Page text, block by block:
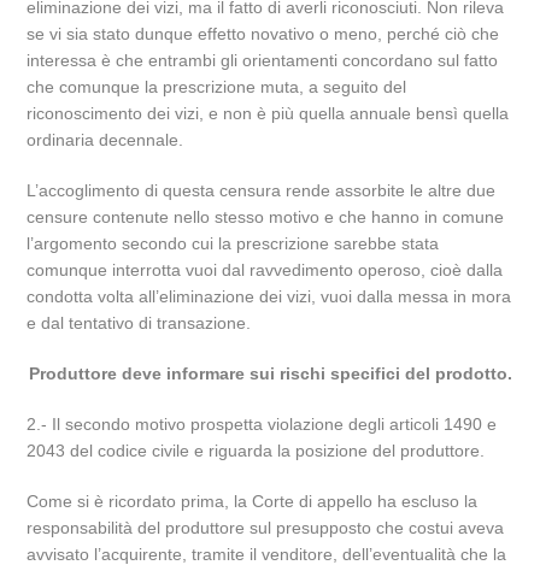
eliminazione dei vizi, ma il fatto di averli riconosciuti. Non rileva
se vi sia stato dunque effetto novativo o meno, perché ciò che
interessa è che entrambi gli orientamenti concordano sul fatto
che comunque la prescrizione muta, a seguito del
riconoscimento dei vizi, e non è più quella annuale bensì quella
ordinaria decennale.
L’accoglimento di questa censura rende assorbite le altre due
censure contenute nello stesso motivo e che hanno in comune
l’argomento secondo cui la prescrizione sarebbe stata
comunque interrotta vuoi dal ravvedimento operoso, cioè dalla
condotta volta all’eliminazione dei vizi, vuoi dalla messa in mora
e dal tentativo di transazione.
Produttore deve informare sui rischi specifici del prodotto.
2.- Il secondo motivo prospetta violazione degli articoli 1490 e
2043 del codice civile e riguarda la posizione del produttore.
Come si è ricordato prima, la Corte di appello ha escluso la
responsabilità del produttore sul presupposto che costui aveva
avvisato l’acquirente, tramite il venditore, dell’eventualità che la